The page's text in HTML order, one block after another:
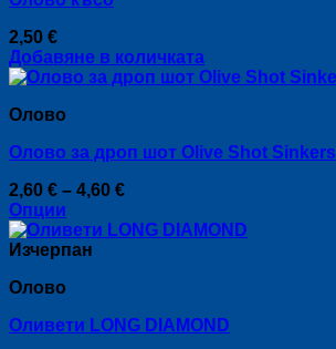
2,50 €
Добавяне в количката
Оловo
Олово за дроп шот Olive Shot Sinkers
2,60 € – 4,60 €Price
2,60 €
Опции
This
product
multiple
The
Изчерпан
Оловo
Оливети LONG DIAMOND